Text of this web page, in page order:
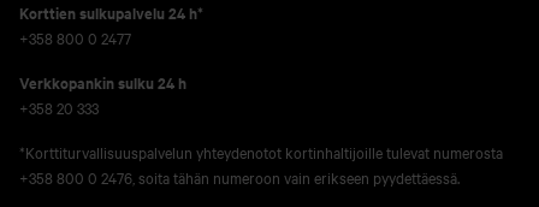
Korttien sulkupalvelu 24 h*
+358 800 0 2477
Verkko­pankin sulku 24 h
+358 20 333
*Korttiturvallisuuspalvelun yhteydenotot kortinhaltijoille tulevat numerosta
+358 800 0 2476, soita tähän numeroon vain erikseen pyydettäessä.